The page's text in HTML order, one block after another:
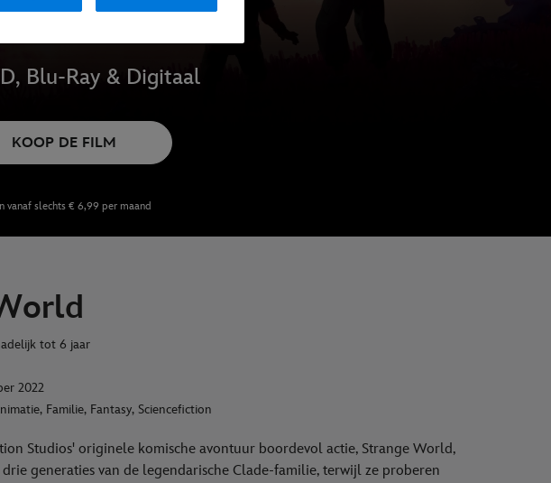
Blu-Ray & Digitaal
KOOP DE FILM
vanaf slechts € 6,99 per maand
tot 6 jaar
2022
Familie, Fantasy, Sciencefiction
Studios' originele komische avontuur boordevol actie, Strange World,
generaties van de legendarische Clade-familie, terwijl ze proberen